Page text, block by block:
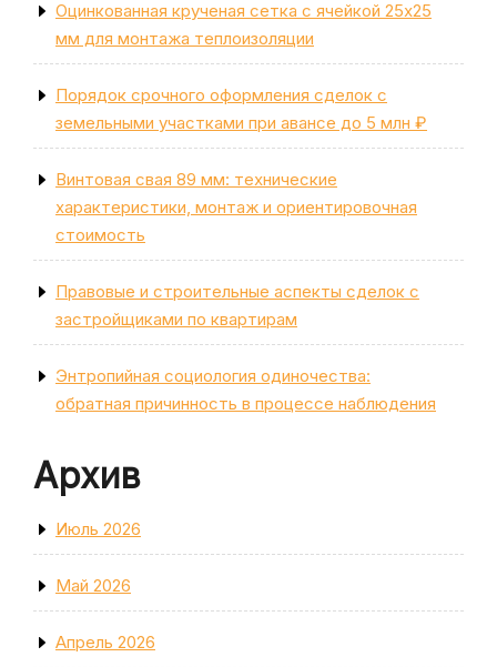
Оцинкованная крученая сетка с ячейкой 25х25
мм для монтажа теплоизоляции
Порядок срочного оформления сделок с
земельными участками при авансе до 5 млн ₽
Винтовая свая 89 мм: технические
характеристики, монтаж и ориентировочная
стоимость
Правовые и строительные аспекты сделок с
застройщиками по квартирам
Энтропийная социология одиночества:
обратная причинность в процессе наблюдения
Архив
Июль 2026
Май 2026
Апрель 2026